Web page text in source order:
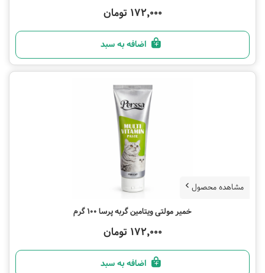
172,000 تومان
اضافه به سبد
مشاهده محصول
خمیر مولتی ویتامین گربه پرسا 100 گرم
172,000 تومان
اضافه به سبد